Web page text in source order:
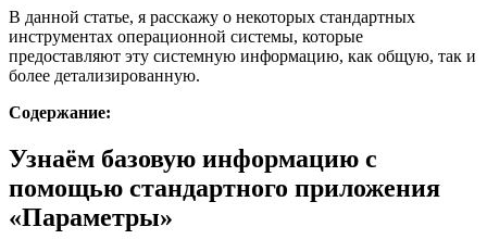
В данной статье, я расскажу о некоторых стандартных
инструментах операционной системы, которые
предоставляют эту системную информацию, как общую, так и
более детализированную.
Содержание:
Узнаём базовую информацию с
помощью стандартного приложения
«Параметры»